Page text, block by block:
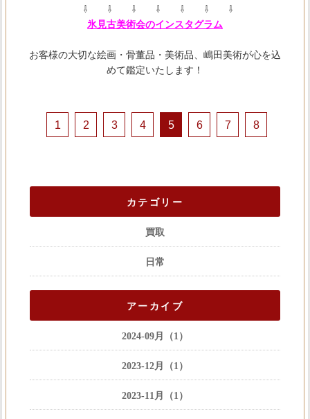
⇩ ⇩ ⇩ ⇩ ⇩ ⇩ ⇩
氷見古美術会のインスタグラム
お客様の大切な絵画・骨董品・美術品、嶋田美術が心を込
めて鑑定いたします！
1 2 3 4 5 6 7 8
カテゴリー
買取
日常
アーカイブ
2024-09月（1）
2023-12月（1）
2023-11月（1）